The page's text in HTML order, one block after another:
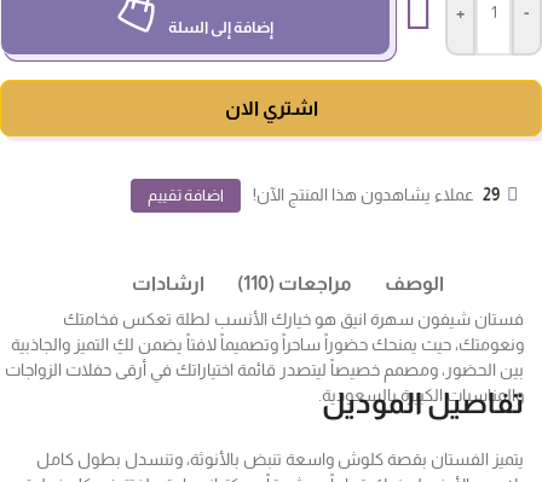
إضافة إلى السلة
اشتري الان
29 عملاء يشاهدون هذا المنتج الآن! اضافة تقييم
الوصف مراجعات (110) ارشادات
فستان شيفون سهرة انيق هو خيارك الأنسب لطلة تعكس فخامتك
ونعومتك، حيث يمنحك حضوراً ساحراً وتصميماً لافتاً يضمن لكِ التميز والجاذبية
بين الحضور، ومصمم خصيصاً ليتصدر قائمة اختياراتك في أرقى حفلات الزواجات
والمناسبات الكبيرة بالسعودية.
تفاصيل الموديل
يتميز الفستان بقصة كلوش واسعة تنبض بالأنوثة، وتنسدل بطول كامل